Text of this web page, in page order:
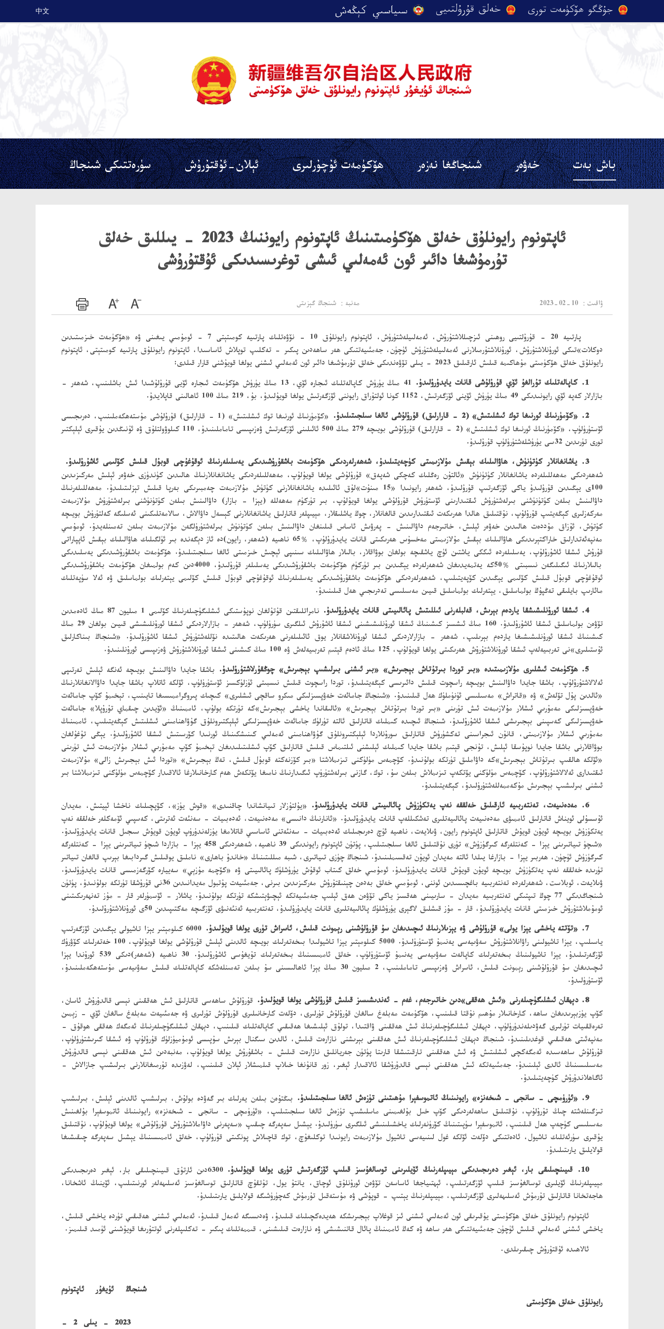
中文
باش بەت خەۋەر شىنجاڭغا نەزەر ھۆكۈمەت ئۇچۇرلىرى ئېلان-ئۇقتۇرۇش سۈرەتتىكى شىنجاڭ
ئاپتونوم رايونلۇق خەلق ھۆكۈمىتىنىڭ ئاپتونوم رايوننىڭ 2023 - يىللىق خەلق
تۇرمۇشىغا دائىر ئون ئەمەلىي ئىشى توغرىسىدىكى ئۇقتۇرۇشى
2023-02-10 ：ۋاقىت مەنبە： شىنجاڭ گېزىتى
پارتىيە 20 - قۇرۇلتىيى روھىنى ئىزچىللاشتۇرۇش، ئەمەلىيلەشتۈرۈش، ئاپتونوم رايونلۇق 10 - نۆۋەتلىك پارتىيە كومىتېتى 7 - ئومۇمىي يىغىنى ۋە «ھۆكۈمەت خىزمىتىدىن
دوكلات»تىكى ئورۇنلاشتۇرۇش، ئورۇنلاشتۇرمىلارنى ئەمەلىيلەشتۈرۈش ئۈچۈن، جەمئىيەتتىكى ھەر ساھەدىن پىكىر - تەكلىپ توپلاش ئاساسىدا، ئاپتونوم رايونلۇق پارتىيە كومىتېتى، ئاپتونوم
رايونلۇق خەلق ھۆكۈمىتى مۇھاكىمە قىلىش ئارقىلىق 2023 - يىلى تۆۋەندىكى خەلق تۇرمۇشىغا دائىر ئون ئەمەلىي ئىشنى يولغا قويۇشنى قارار قىلدى:
1. كاپالەتلىك تۇرالغۇ ئۆي قۇرۇلۇشى قانات يايدۇرۇلىدۇ.
41 مىڭ يۈرۈش كاپالەتلىك ئىجارە ئۆي، 13 مىڭ يۈرۈش ھۆكۈمەت ئىجارە ئۆيى قۇرۇلۇشىدا ئىش باشلىنىپ، شەھەر -
بازارلار كەپە ئۆي رايونىدىكى 49 مىڭ يۈرۈش ئۆينى ئۆزگەرتىش، 1152 كونا ئولتۇراق رايوننى ئۆزگەرتىش يولغا قويۇلىدۇ، بۇ، 219 مىڭ 100 ئاھالىنى قاپلايدۇ.
2. «كۆمۈرنىڭ ئورنىغا توك ئىشلىتىش» (2 - قارارلىق) قۇرۇلۇشى ئالغا سىلجىتىلىدۇ.
«كۆمۈرنىڭ ئورنىغا توك ئىشلىتىش» (1 - قارارلىق) قۇرۇلۇشى مۇستەھكەملىنىپ، دەرىجىسى
ئۆستۈرۈلۈپ، «كۆمۈرنىڭ ئورنىغا توك ئىشلىتىش» (2 - قارارلىق) قۇرۇلۇشى بويىچە 279 مىڭ 500 ئائىلىنى ئۆزگەرتىش ۋەزىپىسى تاماملىنىدۇ، 110 كىلوۋولتلۇق ۋە ئۇنىڭدىن يۇقىرى ئېلېكتىر
تورى تۈرىدىن 32سى يۈرۈشلەشتۈرۈلۈپ قۇرۇلىدۇ.
3. ياشانغانلار كۈتۈنۈش، ھاۋالىلىك بېقىش مۇلازىمىتى كۈچەيتىلىدۇ، شەھەرلەردىكى ھۆكۈمەت باشقۇرۇشىدىكى يەسلىلەرنىڭ ئوقۇغۇچى قوبۇل قىلىش كۆلىمى ئاشۇرۇلىدۇ.
شەھەردىكى مەھەللىلەردە ياشانغانلار كۈتۈنۈش «ئالتۇن رەڭلىك كەچكى شەپەق» قۇرۇلۇشى يولغا قويۇلۇپ، مەھەللىلەردىكى ياشانغانلارنىڭ ھالىدىن كۈندۈزى خەۋەر ئېلىش مەركىزىدىن
100ى يېڭىدىن قۇرۇلىدۇ ياكى ئۆزگەرتىپ قۇرۇلىدۇ، شەھەر رايونىدا «15 مىنۇت»لۇق ئائىلىدە ياشانغانلارنى كۈتۈش مۇلازىمەت چەمبىرىكى بەرپا قىلىش تېزلىتىلىدۇ. مەھەللىلەرنىڭ
داۋالىنىش بىلەن كۈتۈنۈشنى بىرلەشتۈرۈش ئىقتىدارىنى ئۆستۈرۈش قۇرۇلۇشى يولغا قويۇلۇپ، بىر تۈركۈم مەھەللە (يېزا - بازار) داۋالىنىش بىلەن كۈتۈنۈشنى بىرلەشتۈرۈش مۇلازىمەت
مەركەزلىرى كېڭەيتىپ قۇرۇلۇپ، نۇقتىلىق ھالدا ھەرىكەت ئىقتىدارىدىن قالغانلار، چوڭ ياشلىقلار، مېيىپلەر قاتارلىق ياشانغانلارنى كېسەل داۋالاش، سالامەتلىكىنى ئەسلىگە كەلتۈرۈش بويىچە
كۈتۈش، ئۇزاق مۇددەت ھالىدىن خەۋەر ئېلىش، خاتىرجەم داۋالىنىش - پەرۋىش ئاساس قىلىنغان داۋالىنىش بىلەن كۈتۈنۈش بىرلەشتۈرۈلگەن مۇلازىمەت بىلەن تەمىنلەيدۇ. ئومۇمىي
مەنپەئەتدارلىق خاراكتېرىدىكى ھاۋالىلىك بېقىش مۇلازىمىتى مەخسۇس ھەرىكىتى قانات يايدۇرۇلۇپ، ％65 ناھىيە (شەھەر، رايون)دە ئاز دېگەندە بىر ئۈلگىلىك ھاۋالىلىك بېقىش ئاپپاراتى
قۇرۇش ئىشقا ئاشۇرۇلۇپ، يەسلىلەردە ئىككى ياشتىن ئۈچ ياشقىچە بولغان بوۋاقلار، بالىلار ھاۋالىلىك سىنىپى ئېچىش خىزمىتى ئالغا سىلجىتىلىدۇ. ھۆكۈمەت باشقۇرۇشىدىكى يەسلىدىكى
بالىلارنىڭ ئىگىلىگەن نىسبىتى ％50كە يەتمەيدىغان شەھەرلەردە يېڭىدىن بىر تۈركۈم ھۆكۈمەت باشقۇرۇشىدىكى يەسلىلەر قۇرۇلىدۇ، 4000دىن كەم بولمىغان ھۆكۈمەت باشقۇرۇشىدىكى
ئوقۇغۇچى قوبۇل قىلىش كۆلىمى يېڭىدىن كۆپەيتىلىپ، شەھەرلەردىكى ھۆكۈمەت باشقۇرۇشىدىكى يەسلىلەرنىڭ ئوقۇغۇچى قوبۇل قىلىش كۆلىمى يېتەرلىك بولماسلىق ۋە ئەلا سۈپەتلىك
مائارىپ بايلىقى تەڭپۇڭ بولماسلىق، يېتەرلىك بولماسلىق قىيىن مەسىلىسى تەدرىجىي ھەل قىلىنىدۇ.
4. ئىشقا ئورۇنلىشىشقا ياردەم بېرىش، قەلبلەرنى ئىللىتىش پائالىيىتى قانات يايدۇرۇلىدۇ.
نامراتلىقتىن قۇتۇلغان نوپۇستىكى ئىشلىگۈچىلەرنىڭ كۆلىمى 1 مىليون 87 مىڭ ئادەمدىن
تۆۋەن بولماسلىق ئىشقا ئاشۇرۇلىدۇ. 160 مىڭ ئىشسىز كىشىنىڭ ئىشقا ئورۇنلىشىشىنى ئىشقا ئاشۇرۇش ئىلگىرى سۈرۈلۈپ، شەھەر - بازارلاردىكى ئىشقا ئورۇنلىشىشى قىيىن بولغان 29 مىڭ
كىشىنىڭ ئىشقا ئورۇنلىشىشىغا ياردەم بېرىلىپ، شەھەر - بازارلاردىكى ئىشقا ئورۇنلاشقانلار يوق ئائىلىلەرنى ھەرىكەت ھالىتىدە نۆللەشتۈرۈش ئىشقا ئاشۇرۇلىدۇ. «شىنجاڭ بىناكارلىق
ئۇستىلىرى»نى تەربىيەلەپ ئىشقا ئورۇنلاشتۇرۇش ھەرىكىتى يولغا قويۇلۇپ، 125 مىڭ ئادەم قېتىم تەربىيەلەش ۋە 100 مىڭ كىشىنى ئىشقا ئورۇنلاشتۇرۇش ۋەزىپىسى ئورۇنلىنىدۇ.
5. ھۆكۈمەت ئىشلىرى مۇلازىمىتىدە «بىر توردا بىرتۇتاش بېجىرىش» «بىر ئىشنى بىرلىشىپ بېجىرىش» چوڭقۇرلاشتۇرۇلىدۇ.
باشقا جايدا داۋالىنىش بويىچە ئەنگە ئېلىش تەرتىپى
ئەلالاشتۇرۇلۇپ، باشقا جايدا داۋالىنىش بويىچە راسچوت قىلىش دائىرىسى كېڭەيتىلىدۇ، توردا راسچوت قىلىش نىسبىتى ئۈزلۈكسىز ئۆستۈرۈلۈپ، ئۆلكە ئاتلاپ باشقا جايدا داۋالانغانلارنىڭ
«ئالدىن پۇل تۆلەش» ۋە «قاتراش» مەسىلىسى ئۈنۈملۈك ھەل قىلىنىدۇ. «شىنجاڭ جامائەت خەۋپسىزلىكى مىكرو ساقچى ئىشلىرى» كىچىك پىروگراممىسىغا تايىنىپ، تېخىمۇ كۆپ جامائەت
خەۋپسىزلىكى مەمۇرىي ئىشلار مۇلازىمەت ئىش تۈرىنى «بىر توردا بىرتۇتاش بېجىرىش» «ئالىقاندا ياخشى بېجىرىش»كە تۈرتكە بولۇپ، ئاممىنىڭ «ئۆيدىن چىقماي تۇرۇپلا» جامائەت
خەۋپسىزلىكى كەسپىنى بېجىرىشى ئىشقا ئاشۇرۇلىدۇ. شىنجاڭ ئىچىدە كىملىك قاتارلىق ئالتە تۈرلۈك جامائەت خەۋپسىزلىكى ئېلېكتىرونلۇق گۇۋاھنامىنى ئىشلىتىش كېڭەيتىلىپ، ئاممىنىڭ
مەمۇرىي ئىشلار مۇلازىمىتى، قانۇن ئىجراسىنى تەكشۈرۈش قاتارلىق سورۇنلاردا ئېلېكتىرونلۇق گۇۋاھنامىنى ئەمەلىي كىنىشكىنىڭ ئورنىدا كۆرسىتىش ئىشقا ئاشۇرۇلىدۇ. يېڭى تۇغۇلغان
بوۋاقلارنى باشقا جايدا نوپۇسقا ئېلىش، تۇنجى قېتىم باشقا جايدا كىملىك ئېلىشنى ئىلتىماس قىلىش قاتارلىق كۆپ ئىشلىتىلىدىغان تېخىمۇ كۆپ مەمۇرىي ئىشلار مۇلازىمەت ئىش تۈرىنى
«ئۆلكە ھالقىپ بىرتۇتاش بېجىرىش»كە داۋاملىق تۈرتكە بولۇنىدۇ. كۆچمەس مۈلۈكنى تىزىملاشتا «بىر كۆزنەكتە قوبۇل قىلىش، تەڭ بېجىرىش» «توردا ئىش بېجىرىش زالى» مۇلازىمەت
ئىقتىدارى ئەلالاشتۇرۇلۇپ، كۆچمەس مۈلۈكنى يۆتكەپ تىزىملاش بىلەن سۇ، توك، گازنى بىرلەشتۈرۈپ ئىگىدارنىڭ نامىغا يۆتكەش ھەم كارخانىلارغا ئالاقىدار كۆچمەس مۈلۈكنى تىزىملاشتا بىر
ئىشنى بىرلىشىپ بېجىرىش مۇكەممەللەشتۈرۈلىدۇ، كېڭەيتىلىدۇ.
6. مەدەنىيەت، تەنتەربىيە ئارقىلىق خەلققە نەپ يەتكۈزۈش پائالىيىتى قانات يايدۇرۇلىدۇ.
«يۇلتۇزلار تىيانشاندا چاقنىدى» «قوش يۈز»، كۆپچىلىك ناخشا ئېيتىش، مەيدان
ئۇسسۇلى ئويناش قاتارلىق ئاممىۋى مەدەنىيەت پائالىيەتلىرى تەشكىللەپ قانات يايدۇرۇلىدۇ. «ئانارنىڭ دانىسى» مەدەنىيەت، ئەدەبىيات - سەنئەت ئەترىتى، كەسپىي ئۆمەكلەر خەلققە نەپ
يەتكۈزۈش بويىچە ئويۇن قويۇش قاتارلىق ئاپتونوم رايون، ۋىلايەت، ناھىيە ئۈچ دەرىجىلىك ئەدەبىيات - سەنئەتنى ئاساسىي قاتلامغا يۈزلەندۈرۈپ ئويۇن قويۇش سىجىل قانات يايدۇرۇلىدۇ.
«شىچۈ تىياتىرىنى يېزا - كەنتلەرگە كىرگۈزۈش» تۈرى نۇقتىلىق ئالغا سىلجىتىلىپ، پۈتۈن ئاپتونوم رايوندىكى 39 ناھىيە، شەھەردىكى 458 يېزا - بازاردا شىچۈ تىياتىرىنى يېزا - كەنتلەرگە
كىرگۈزۈش ئۈچۈن، ھەربىر يېزا - بازارغا يىلدا ئالتە مەيدان ئويۇن تەقسىملىنىدۇ. شىنجاڭ چۈزى تىياتىرى، شىبە مىللىتىنىڭ «خاندۇ باھارى» ناملىق يوقىلىش گىردابىغا بېرىپ قالغان تىياتىر
تۈرىدە خەلققە نەپ يەتكۈزۈش بويىچە ئويۇن قويۇش قانات يايدۇرۇلىدۇ. ئومۇمىي خەلق كىتاب ئوقۇش يۈرۈشلۈك پائالىيىتى ۋە «كۆچمە مۇزېي» سەييارە كۆرگەزمىسى قانات يايدۇرۇلىدۇ.
ۋىلايەت، ئوبلاست، شەھەرلەردە تەنتەربىيە باغچىسىدىن ئوننى، ئومۇمىي خەلق بەدەن چېنىقتۇرۇش مەركىزىدىن بىرنى، جەمئىيەت پۇتبول مەيدانىدىن 36نى قۇرۇشقا تۈرتكە بولۇنىدۇ، پۈتۈن
شىنجاڭدىكى 77 چوڭ تىپتىكى تەنتەربىيە مەيدان - سارىيىنى ھەقسىز ياكى تۆۋەن ھەق ئېلىپ جەمئىيەتكە ئېچىۋېتىشكە تۈرتكە بولۇنىدۇ. ياشلار - ئۆسمۈرلەر قار - مۇز تەنھەرىكىتىنى
ئومۇملاشتۇرۇش خىزمىتى قانات يايدۇرۇلىدۇ، قار - مۇز قىشلىق لاگېرى يۈرۈشلۈك پائالىيەتلىرى قانات يايدۇرۇلىدۇ، تەنتەربىيە ئەنئەنىۋى ئۆزگىچە مەكتىپىدىن 50ى ئورۇنلاشتۇرۇلىدۇ.
7. «تۆتتە ياخشى يېزا يولى» قۇرۇلۇشى ۋە يېزىلارنىڭ ئىچىدىغان سۇ قۇرۇلۇشىنى رېمونت قىلىش، ئاسراش تۈرى يولغا قويۇلىدۇ.
6000 كىلومېتىر يېزا تاشيولى يېڭىدىن ئۆزگەرتىپ
ياسىلىپ، يېزا تاشيولىنى راۋانلاشتۇرۇش سەۋىيەسى يەنىمۇ ئۆستۈرۈلىدۇ. 5000 كىلومېتىر يېزا تاشيولىدا بىخەتەرلىك بويىچە ئالدىنى ئېلىش قۇرۇلۇشى يولغا قويۇلۇپ، 100 خەتەرلىك كۆۋرۈك
ئۆزگەرتىلىدۇ، يېزا تاشيولىنىڭ بىخەتەرلىك كاپالەت سەۋىيەسى يەنىمۇ ئۆستۈرۈلۈپ، خەلق ئاممىسىنىڭ بىخەتەرلىك تۇيغۇسى ئاشۇرۇلىدۇ. 30 ناھىيە (شەھەر)دىكى 539 ئورۇندا يېزا
ئىچىدىغان سۇ قۇرۇلۇشىنى رېمونت قىلىش، ئاسراش ۋەزىپىسى تاماملىنىپ، 2 مىليون 30 مىڭ يېزا ئاھالىسىنى سۇ بىلەن تەمىنلەشكە كاپالەتلىك قىلىش سەۋىيەسى مۇستەھكەملىنىدۇ،
ئۆستۈرۈلىدۇ.
8. دېھقان ئىشلىگۈچىلەرنى «ئىش ھەققى»دىن خاتىرجەم، غەم - ئەندىشىسىز قىلىش قۇرۇلۇشى يولغا قويۇلىدۇ.
قۇرۇلۇش ساھەسى قاتارلىق ئىش ھەققىنى نېسى قالدۇرۇش ئاسان،
كۆپ يۈزبېرىدىغان ساھە، كارخانىلار مۇھىم نۇقتا قىلىنىپ، ھۆكۈمەت مەبلەغ سالغان قۇرۇلۇش تۈرلىرى، دۆلەت كارخانىلىرى قۇرۇلۇش تۈرلىرى ۋە جەمئىيەت مەبلەغ سالغان ئۆي - زېمىن
تەرەققىيات تۈرلىرى گەۋدىلەندۈرۈلۈپ، دېھقان ئىشلىگۈچىلەرنىڭ ئىش ھەققىنى ۋاقتىدا، تولۇق ئېلىشىغا ھەقىقىي كاپالەتلىك قىلىنىپ، دېھقان ئىشلىگۈچىلەرنىڭ ئەمگەك ھەققى ھوقۇق -
مەنپەئىتى ھەقىقىي قوغدىلىنىدۇ. شىنجاڭ دېھقان ئىشلىگۈچىلەرنىڭ ئىش ھەققىنى بېرىشنى نازارەت قىلىش، ئالدىن سىگنال بېرىش سۇپىسى ئومۇميۈزلۈك قۇرۇلۇپ ۋە ئىشقا كىرىشتۈرۈلۈپ،
قۇرۇلۇش ساھەسىدە ئەمگەكچى ئىشلىتىش ۋە ئىش ھەققىنى تارقىتىشقا قارىتا پۈتۈن جەريانلىق نازارەت قىلىش - باشقۇرۇش يولغا قويۇلۇپ، مەنبەدىن ئىش ھەققىنى نېسى قالدۇرۇش
مەسىلىسىنىڭ ئالدى ئېلىنىدۇ. جەمئىيەتكە ئىش ھەققىنى نېسى قالدۇرۇشقا ئالاقىدار ئېغىر، زور قانۇنغا خىلاپ قىلمىشلار ئېلان قىلىنىپ، لەۋزىدە تۇرمىغانلارنى بىرلىشىپ جازالاش -
ئاگاھلاندۇرۇش كۈچەيتىلىدۇ.
9. «ئۈرۈمچى - سانجى - شىخەنزە» رايونىنىڭ ئاتموسفېرا مۇھىتىنى تۈزەش ئالغا سىلجىتىلىدۇ.
بىڭتۇەن بىلەن يەرلىك بىر گەۋدە بولۇش، بىرلىشىپ ئالدىنى ئېلىش، بىرلىشىپ
تىزگىنلەشتە چىڭ تۇرۇلۇپ، نۇقتىلىق ساھەلەردىكى كۆپ خىل بۇلغىمىنى ماسلىشىپ تۈزەش ئالغا سىلجىتىلىپ، «ئۈرۈمچى - سانجى - شىخەنزە» رايونىنىڭ ئاتموسفېرا بۇلغىنىش
مەسىلىسى كۈچەپ ھەل قىلىنىپ، ئاتموسفېرا سۈپىتىنىڭ كۆرۈنەرلىك ياخشىلىنىشى ئىلگىرى سۈرۈلىدۇ. يېشىل سەپەرگە چىقىپ «سەپەرنى داۋاملاشتۇرۇش قۇرۇلۇشى» يولغا قويۇلۇپ، نۇقتىلىق
يۇقىرى سۈرئەتلىك تاشيول، ئادەتتىكى دۆلەت ئۆلكە غول لىنىيەسى تاشيول مۇلازىمەت رايونىدا توكلىغۇچ، توك قاچىلاش پونكىتى قۇرۇلۇپ، خەلق ئاممىسىنىڭ يېشىل سەپەرگە چىقىشىغا
قولايلىق يارىتىلىدۇ.
10. قىيىنچىلىقى بار، ئېغىر دەرىجىدىكى مېيىپلەرنىڭ ئۆيلىرىنى توسالغۇسىز قىلىپ ئۆزگەرتىش تۈرى يولغا قويۇلىدۇ.
6300دىن ئارتۇق قىيىنچىلىقى بار، ئېغىر دەرىجىدىكى
مېيىپلەرنىڭ ئۆيلىرى توسالغۇسىز قىلىپ ئۆزگەرتىلىپ، ئېھتىياجغا ئاساسەن تۆۋەن ئورۇنلۇق ئوچاق، يانتۇ يول، تۇتقۇچ قاتارلىق توسالغۇسىز ئەسلىھەلەر ئورنىتىلىپ، ئۆينىڭ ئاشخانا،
ھاجەتخانا قاتارلىق تۇرمۇش ئەسلىھەلىرى ئۆزگەرتىلىپ، مېيىپلەرنىڭ يېتىپ - قوپۇشى ۋە مۇستەقىل تۇرمۇش كەچۈرۈشىگە قولايلىق يارىتىلىدۇ.
ئاپتونوم رايونلۇق خەلق ھۆكۈمىتى يۇقىرىقى ئون ئەمەلىي ئىشنى ئىز قوغلاپ بېجىرىشكە ھەيدەكچىلىك قىلىدۇ، ۋەدىسىگە ئەمەل قىلىدۇ. ئەمەلىي ئىشنى ھەقىقىي تۈردە ياخشى قىلىش،
ياخشى ئىشنى ئەمەلىي قىلىش ئۈچۈن جەمئىيەتتىكى ھەر ساھە ۋە كەڭ ئاممىنىڭ پائال قاتنىشىشى ۋە نازارەت قىلىشىنى، قىممەتلىك پىكىر - تەكلىپلەرنى ئوتتۇرىغا قويۇشىنى ئۈمىد قىلىمىز.
ئالاھىدە ئۇقتۇرۇش چىقىرىلدى.
شىنجاڭ ئۇيغۇر ئاپتونوم
رايونلۇق خەلق ھۆكۈمىتى
2023 - يىلى 2 -